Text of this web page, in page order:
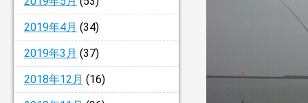
2019年4月 (34)
2019年3月 (37)
2018年12月 (16)